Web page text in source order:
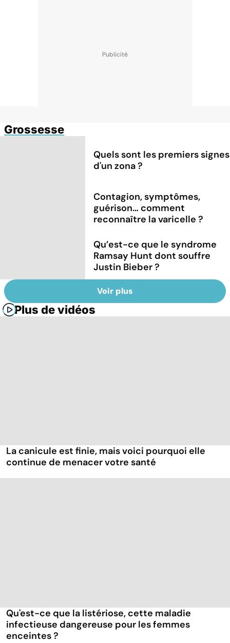
Grossesse
Quels sont les premiers signes
d'un zona ?
Contagion, symptômes,
guérison… comment
reconnaître la varicelle ?
Qu’est-ce que le syndrome
Ramsay Hunt dont souffre
Justin Bieber ?
Voir plus
Plus de vidéos
La canicule est finie, mais voici pourquoi elle
continue de menacer votre santé
Qu'est-ce que la listériose, cette maladie
infectieuse dangereuse pour les femmes
enceintes ?